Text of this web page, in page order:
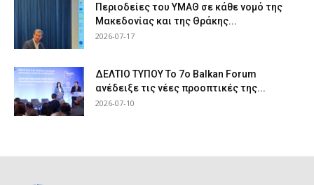
Περιοδείες του ΥΜΑΘ σε κάθε νομό της
Μακεδονίας και της Θράκης...
2026-07-17
ΔΕΛΤΙΟ ΤΥΠΟΥ Το 7ο Balkan Forum
ανέδειξε τις νέες προοπτικές της...
2026-07-10